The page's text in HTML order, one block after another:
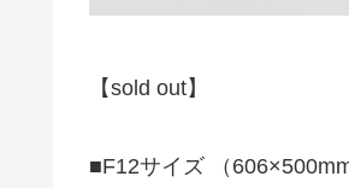
【sold out】
■F12サイズ （